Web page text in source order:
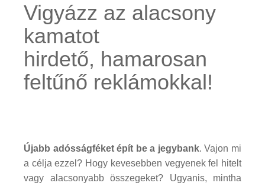
Vigyázz az alacsony
kamatot
hirdető, hamarosan
feltűnő reklámokkal!
Újabb adósságféket épít be a jegybank. Vajon mi
a célja ezzel? Hogy kevesebben vegyenek fel hitelt
vagy alacsonyabb összegeket? Ugyanis, mintha